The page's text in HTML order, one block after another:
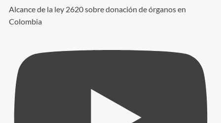
Alcance de la ley 2620 sobre donación de órganos en
Colombia